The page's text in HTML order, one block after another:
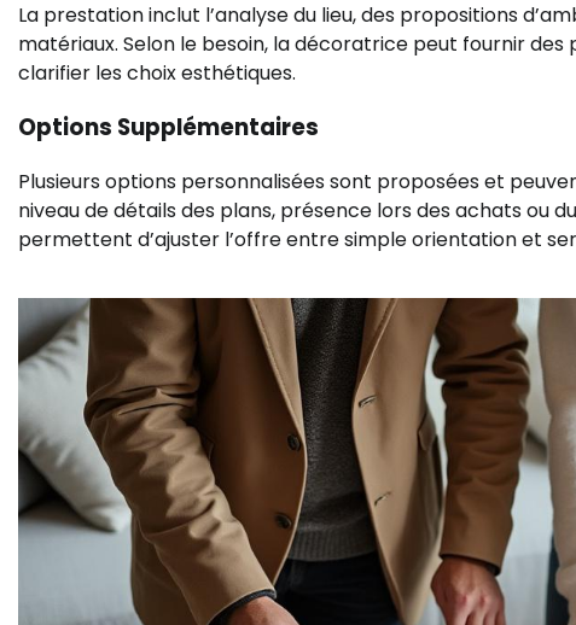
La prestation inclut l’analyse du lieu, des propositions
matériaux. Selon le besoin, la décoratrice peut fournir
clarifier les choix esthétiques.
Options Supplémentaires
Plusieurs options personnalisées sont proposées et
niveau de détails des plans, présence lors des achats ou
permettent d’ajuster l’offre entre simple orientation et